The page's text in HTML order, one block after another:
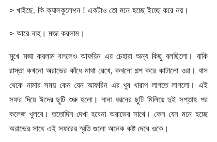
> খাইছে, কি ক্যালকুলেশন ! একটাও তো মনে হচ্ছে ইচ্ছে করে নয়।
> আরে নাহ। মজা করলাম।
মুখে মজা করলাম বললেও আফরিন এর চেহারা অন্য কিছু বলছিলো। বাকি
রাস্তা কখনো অরাভের কাঁধে মাথা রেখে, কখনো গল্প করে কাটালো ওরা। বাস
থেকে নামার সময় কেন যেন আফরিন এর খুব খারাপ লাগতে লাগলো। এই
সফর দিয়ে ঈদের ছুটি শুরু হলো। নানা ধরনের ছুটি মিলিয়ে দুই সপ্তাহ পর
কলেজ খুলবে। ততোদিন দেখা হবেনা অরাভের সাথে। কেন যেন মনে হচ্ছে
অরাভের সাথে এই সফরের স্মৃতি গুলো অনেক কষ্ট দেবে ওকে।